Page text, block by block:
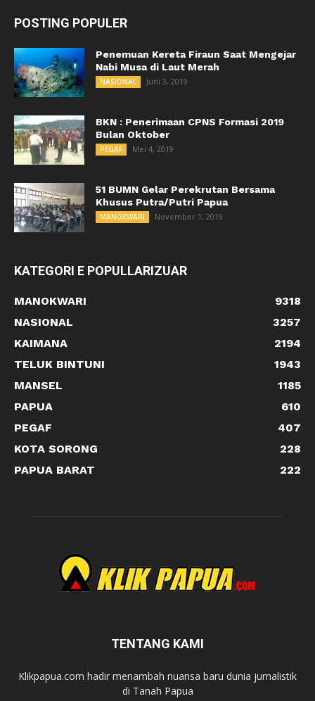
POSTING POPULER
Penemuan Kereta Firaun Saat Mengejar
Nabi Musa di Laut Merah
NASIONAL Juni 3, 2019
BKN : Penerimaan CPNS Formasi 2019
Bulan Oktober
PEGAF Mei 4, 2019
51 BUMN Gelar Perekrutan Bersama
Khusus Putra/Putri Papua
MANOKWARI November 1, 2019
KATEGORI E POPULLARIZUAR
MANOKWARI
9318
NASIONAL
3257
KAIMANA
2194
TELUK BINTUNI
1943
MANSEL
1185
PAPUA
610
PEGAF
407
KOTA SORONG
228
PAPUA BARAT
222
TENTANG KAMI
Klikpapua.com hadir menambah nuansa baru dunia jurnalistik
di Tanah Papua